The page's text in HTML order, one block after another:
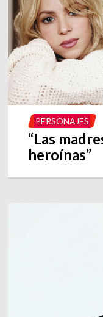
PERSONAJES
“Las
heroínas”